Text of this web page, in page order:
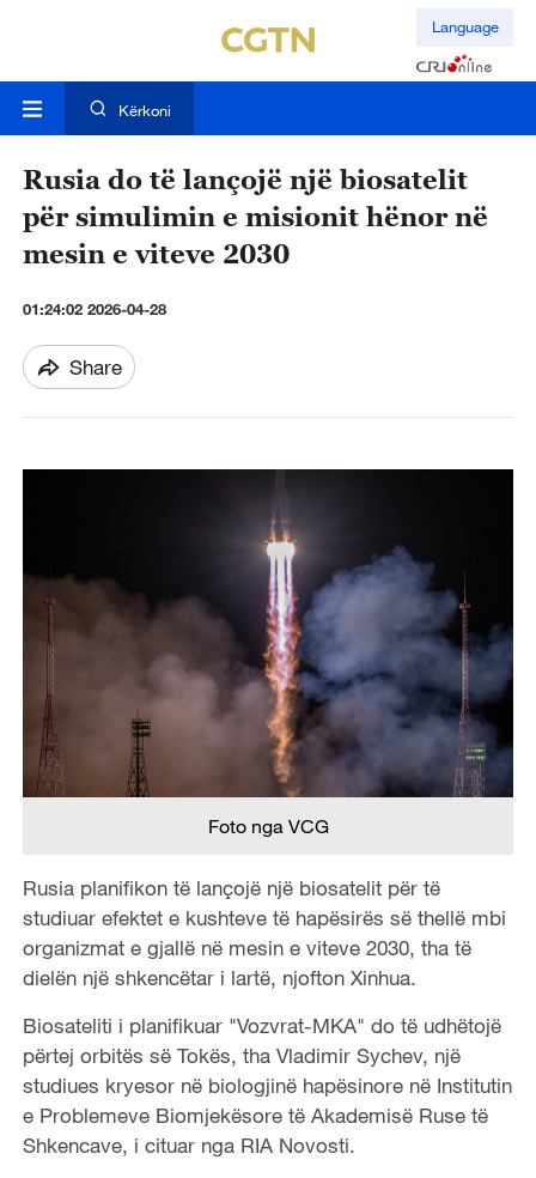
Language
Kërkoni
Rusia do të lançojë një biosatelit
për simulimin e misionit hënor në
mesin e viteve 2030
01:24:02 2026-04-28
Share
Foto nga VCG
Rusia planifikon të lançojë një biosatelit për të
studiuar efektet e kushteve të hapësirës së thellë mbi
organizmat e gjallë në mesin e viteve 2030, tha të
dielën një shkencëtar i lartë, njofton Xinhua.
Biosateliti i planifikuar "Vozvrat-MKA" do të udhëtojë
përtej orbitës së Tokës, tha Vladimir Sychev, një
studiues kryesor në biologjinë hapësinore në Institutin
e Problemeve Biomjekësore të Akademisë Ruse të
Shkencave, i cituar nga RIA Novosti.